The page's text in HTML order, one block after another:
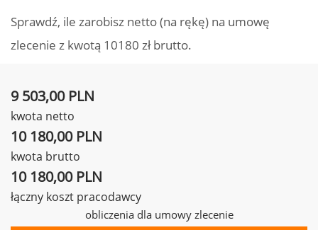
Sprawdź, ile zarobisz netto (na rękę) na umowę
zlecenie z kwotą 10180 zł brutto.
9 503,00 PLN
kwota netto
10 180,00 PLN
kwota brutto
10 180,00 PLN
łączny koszt pracodawcy
obliczenia dla umowy zlecenie